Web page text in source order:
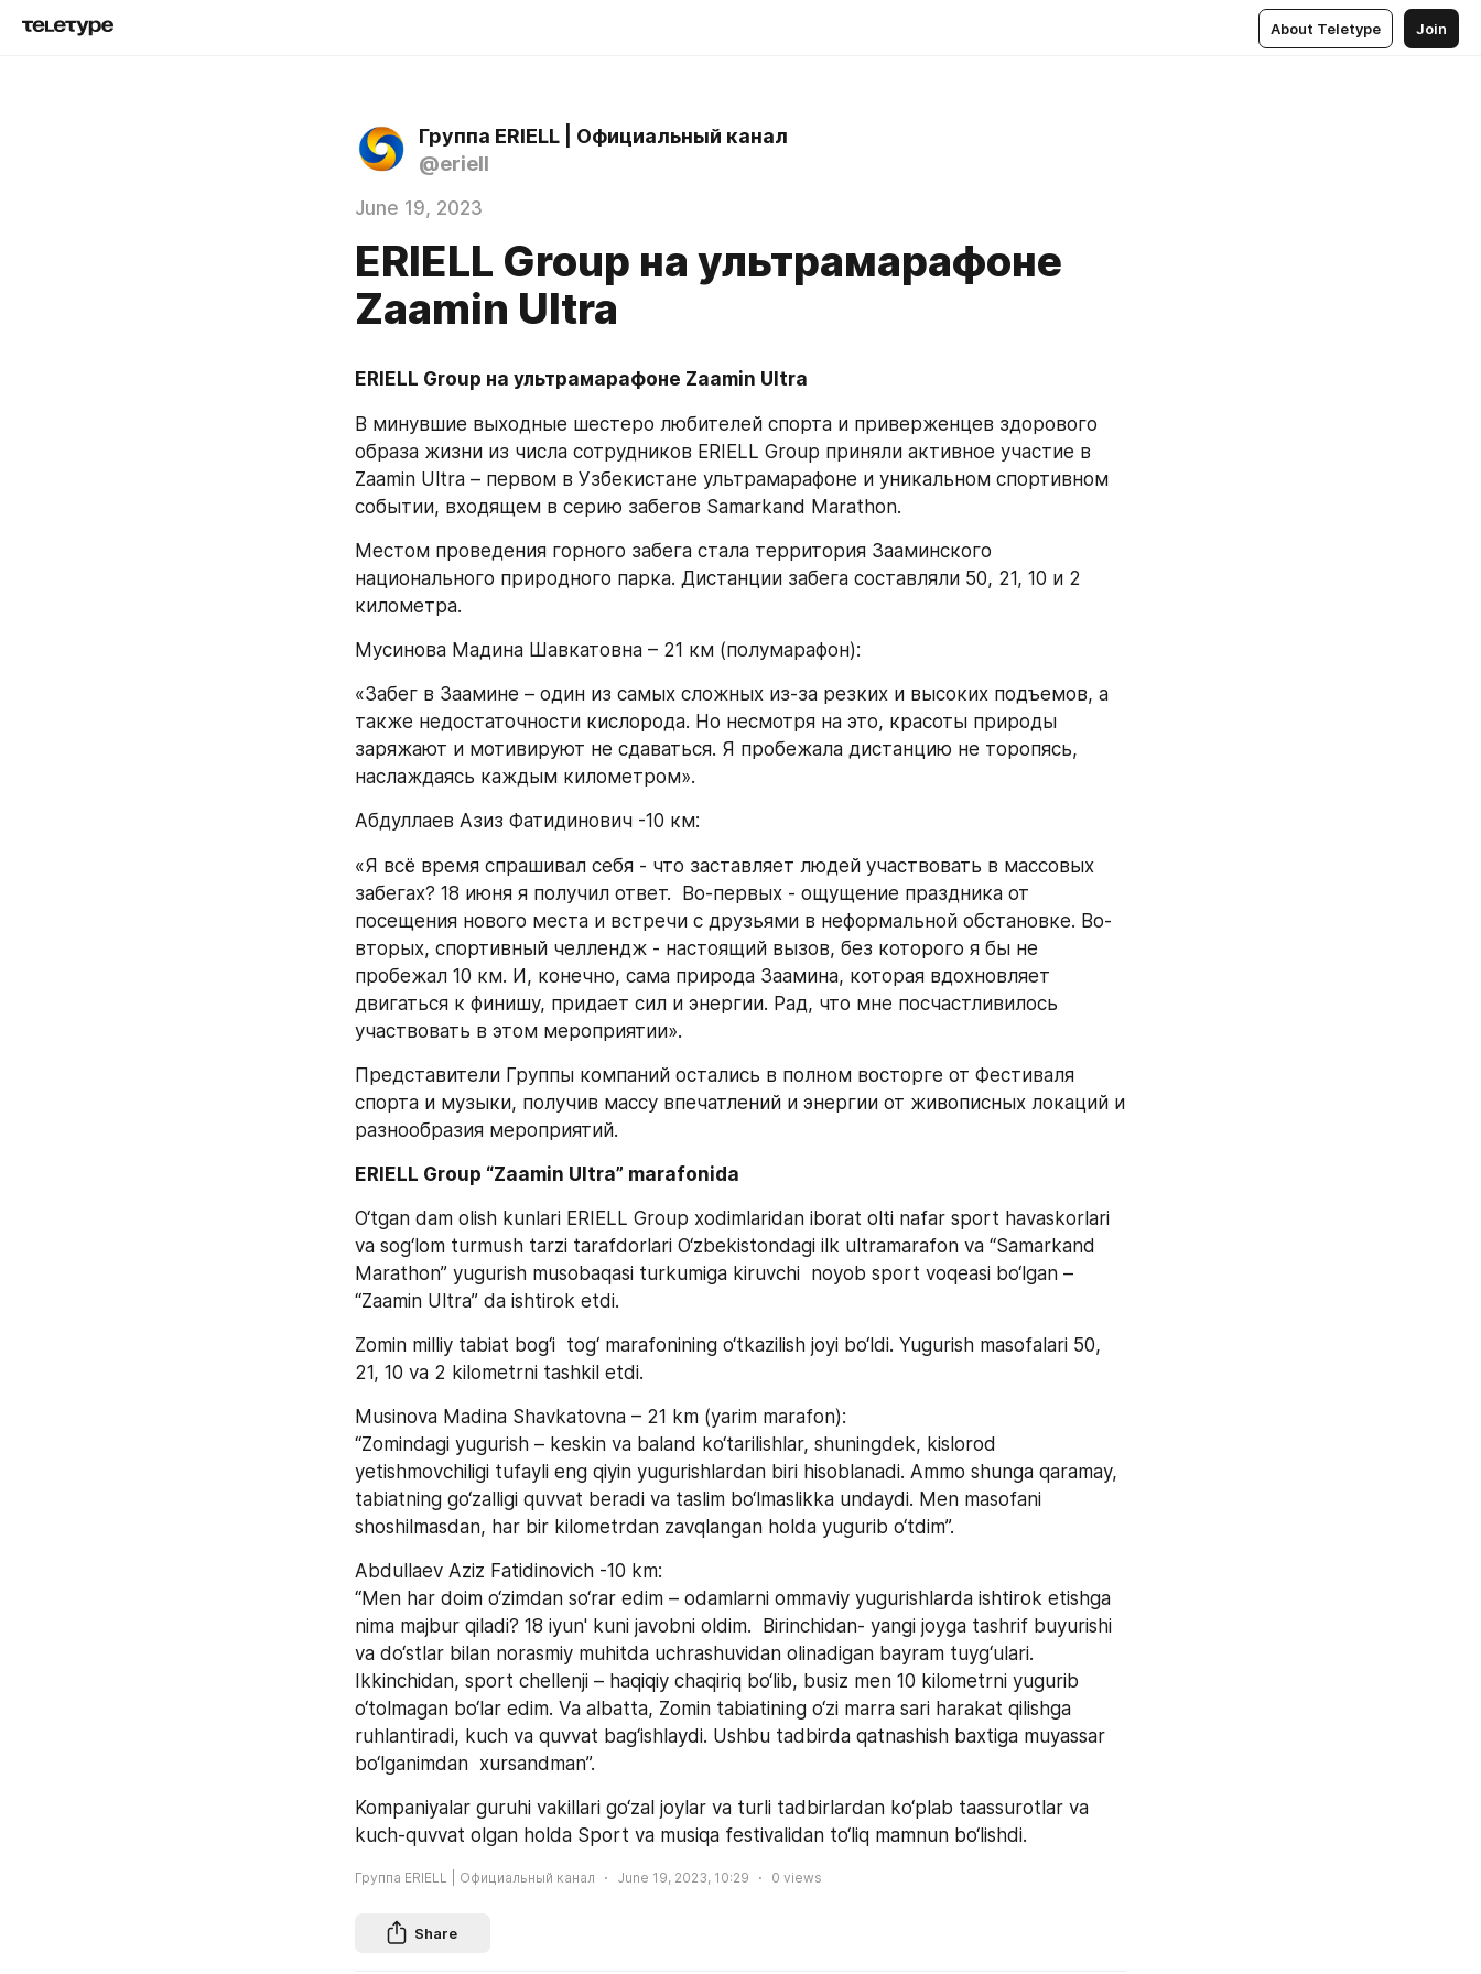
About Teletype Join
Группа ERIELL | Официальный канал
@eriell
June 19, 2023
ERIELL Group на ультрамарафоне
Zaamin Ultra
ERIELL Group на ультрамарафоне Zaamin Ultra
В минувшие выходные шестеро любителей спорта и приверженцев здорового
образа жизни из числа сотрудников ERIELL Group приняли активное участие в
Zaamin Ultra – первом в Узбекистане ультрамарафоне и уникальном спортивном
событии, входящем в серию забегов Samarkand Marathon.
Местом проведения горного забега стала территория Зааминского
национального природного парка. Дистанции забега составляли 50, 21, 10 и 2
километра.
Мусинова Мадина Шавкатовна – 21 км (полумарафон):
«Забег в Заамине – один из самых сложных из-за резких и высоких подъемов, а
также недостаточности кислорода. Но несмотря на это, красоты природы
заряжают и мотивируют не сдаваться. Я пробежала дистанцию не торопясь,
наслаждаясь каждым километром».
Абдуллаев Азиз Фатидинович -10 км:
«Я всё время спрашивал себя - что заставляет людей участвовать в массовых
забегах? 18 июня я получил ответ.  Во-первых - ощущение праздника от
посещения нового места и встречи с друзьями в неформальной обстановке. Во-
вторых, спортивный челлендж - настоящий вызов, без которого я бы не
пробежал 10 км. И, конечно, сама природа Заамина, которая вдохновляет
двигаться к финишу, придает сил и энергии. Рад, что мне посчастливилось
участвовать в этом мероприятии».
Представители Группы компаний остались в полном восторге от Фестиваля
спорта и музыки, получив массу впечатлений и энергии от живописных локаций и
разнообразия мероприятий.
ERIELL Group “Zaamin Ultra” marafonida
O‘tgan dam olish kunlari ERIELL Group xodimlaridan iborat olti nafar sport havaskorlari
va sog‘lom turmush tarzi tarafdorlari O‘zbekistondagi ilk ultramarafon va “Samarkand
Marathon” yugurish musobaqasi turkumiga kiruvchi  noyob sport voqeasi bo‘lgan –
“Zaamin Ultra” da ishtirok etdi.
Zomin milliy tabiat bog‘i  tog‘ marafonining o‘tkazilish joyi bo‘ldi. Yugurish masofalari 50,
21, 10 va 2 kilometrni tashkil etdi.
Musinova Madina Shavkatovna – 21 km (yarim marafon):
“Zomindagi yugurish – keskin va baland ko‘tarilishlar, shuningdek, kislorod
yetishmovchiligi tufayli eng qiyin yugurishlardan biri hisoblanadi. Ammo shunga qaramay,
tabiatning go‘zalligi quvvat beradi va taslim bo‘lmaslikka undaydi. Men masofani
shoshilmasdan, har bir kilometrdan zavqlangan holda yugurib o‘tdim”.
Abdullaev Aziz Fatidinovich -10 km:
“Men har doim o‘zimdan so‘rar edim – odamlarni ommaviy yugurishlarda ishtirok etishga
nima majbur qiladi? 18 iyun' kuni javobni oldim.  Birinchidan- yangi joyga tashrif buyurishi
va do‘stlar bilan norasmiy muhitda uchrashuvidan olinadigan bayram tuyg‘ulari.
Ikkinchidan, sport chellenji – haqiqiy chaqiriq bo‘lib, busiz men 10 kilometrni yugurib
o‘tolmagan bo‘lar edim. Va albatta, Zomin tabiatining o‘zi marra sari harakat qilishga
ruhlantiradi, kuch va quvvat bag‘ishlaydi. Ushbu tadbirda qatnashish baxtiga muyassar
bo‘lganimdan  xursandman”.
Kompaniyalar guruhi vakillari go‘zal joylar va turli tadbirlardan ko‘plab taassurotlar va
kuch-quvvat olgan holda Sport va musiqa festivalidan to‘liq mamnun bo‘lishdi.
Группа ERIELL | Официальный канал June 19, 2023, 10:29 0 views
Share